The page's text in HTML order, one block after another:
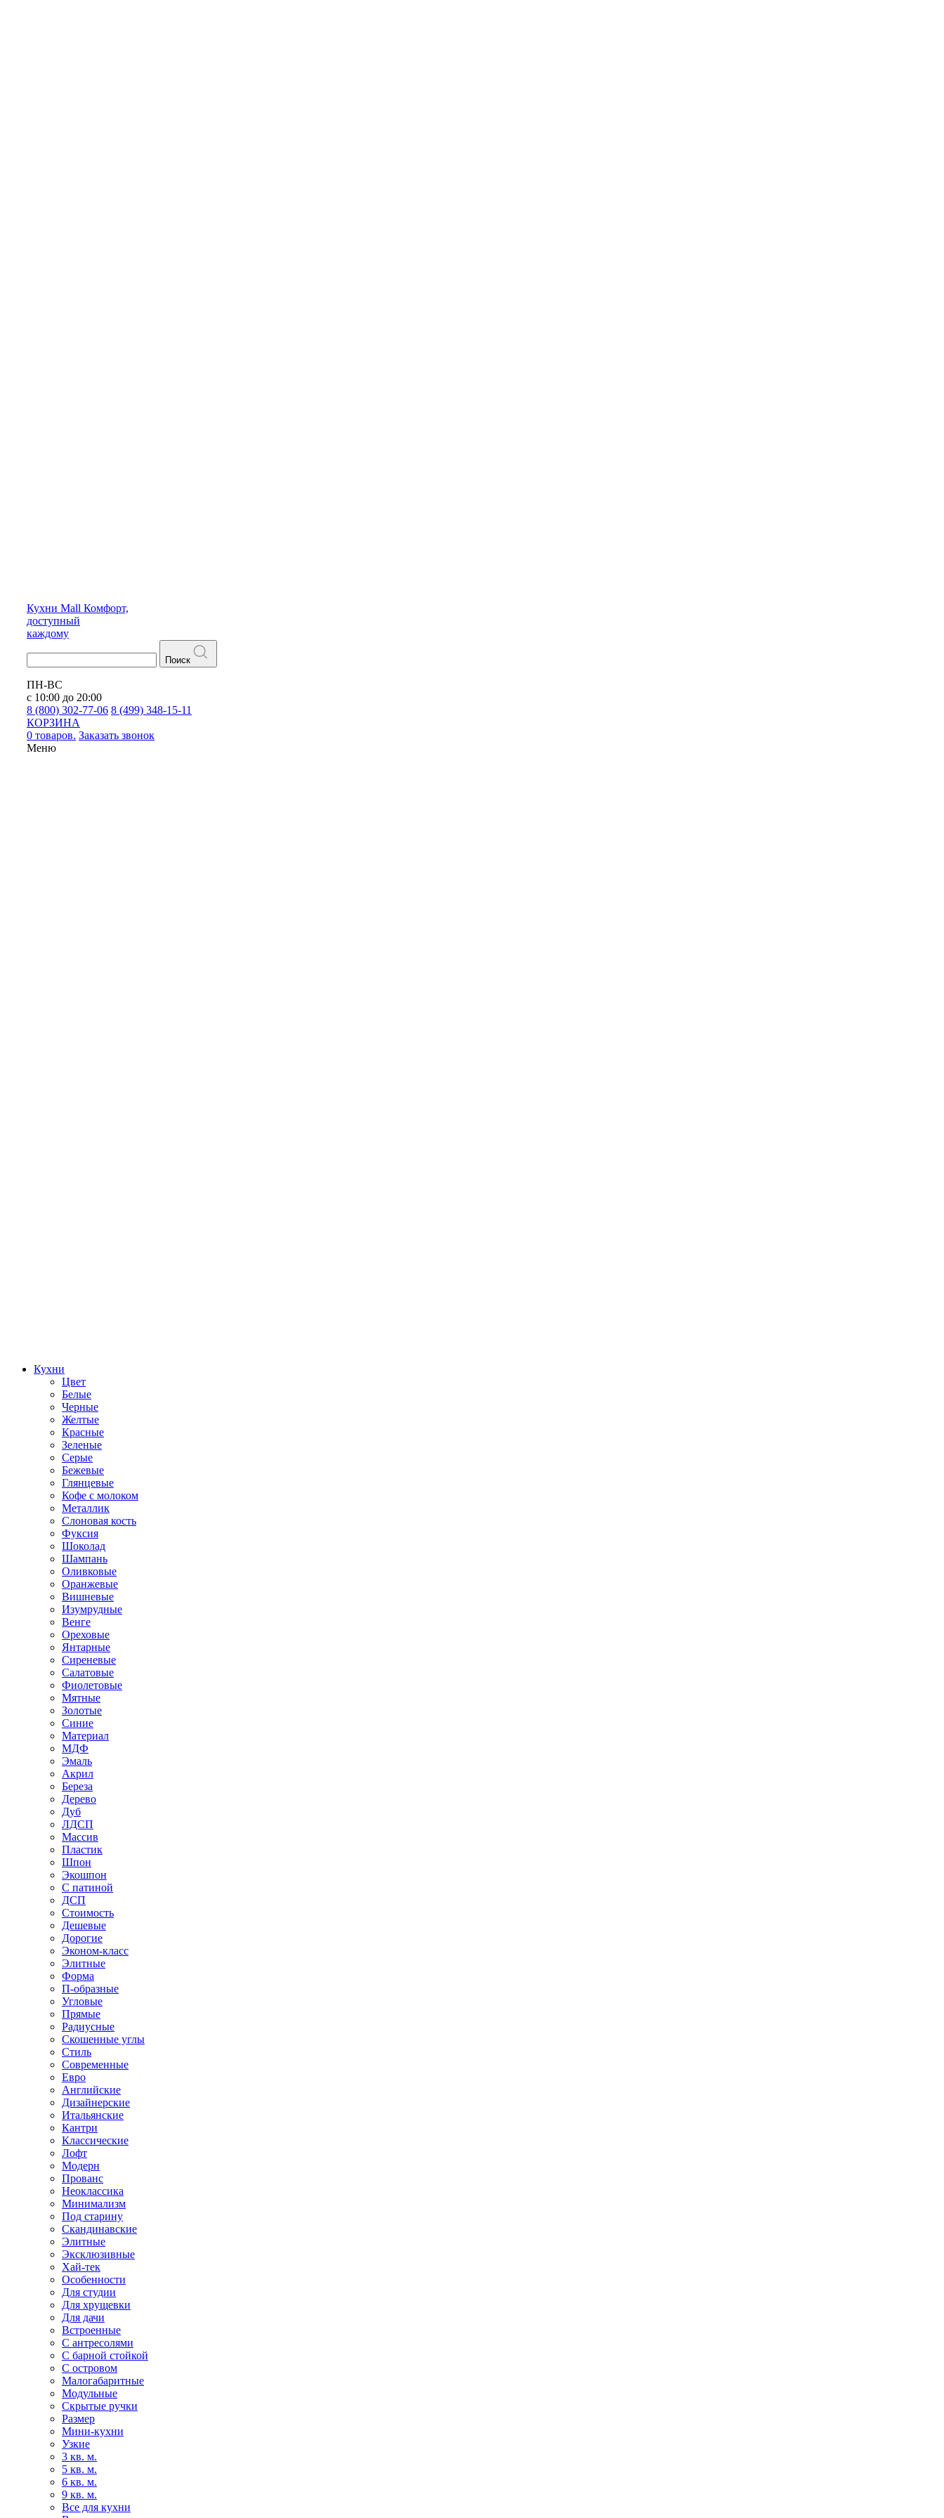
Кухни Mall Комфорт,
доступный
каждому
Поиск
ПН-ВС
с 10:00 до 20:00
8 (800) 302-77-06 8 (499) 348-15-11
КОРЗИНА
0 товаров. Заказать звонок
Меню
Кухни
Цвет
Белые
Черные
Желтые
Красные
Зеленые
Серые
Бежевые
Глянцевые
Кофе с молоком
Металлик
Слоновая кость
Фуксия
Шоколад
Шампань
Оливковые
Оранжевые
Вишневые
Изумрудные
Венге
Ореховые
Янтарные
Сиреневые
Салатовые
Фиолетовые
Мятные
Золотые
Синие
Материал
МДФ
Эмаль
Акрил
Береза
Дерево
Дуб
ЛДСП
Массив
Пластик
Шпон
Экошпон
С патиной
ДСП
Стоимость
Дешевые
Дорогие
Эконом-класс
Элитные
Форма
П-образные
Угловые
Прямые
Радиусные
Скошенные углы
Стиль
Современные
Евро
Английские
Дизайнерские
Итальянские
Кантри
Классические
Лофт
Модерн
Прованс
Неоклассика
Минимализм
Под старину
Скандинавские
Элитные
Эксклюзивные
Хай-тек
Особенности
Для студии
Для хрущевки
Для дачи
Встроенные
С антресолями
С барной стойкой
С островом
Малогабаритные
Модульные
Скрытые ручки
Размер
Мини-кухни
Узкие
3 кв. м.
5 кв. м.
6 кв. м.
9 кв. м.
Все для кухни